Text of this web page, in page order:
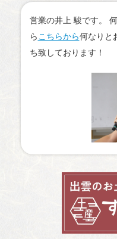
営業の井上 駿です。
ら こちらから何なりと
ち致しております！